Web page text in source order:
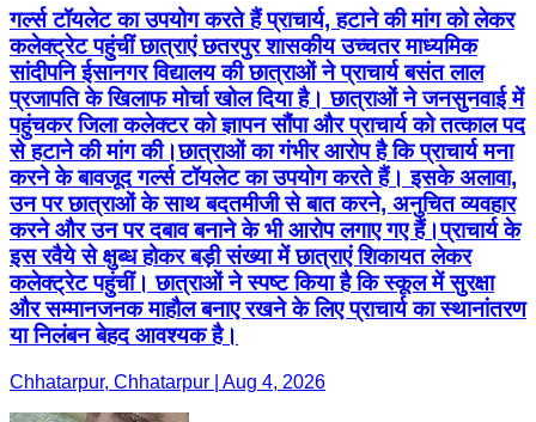
गर्ल्स टॉयलेट का उपयोग करते हैं प्राचार्य, हटाने की मांग को लेकर
कलेक्ट्रेट पहुंचीं छात्राएं छतरपुर शासकीय उच्चतर माध्यमिक
सांदीपनि ईसानगर विद्यालय की छात्राओं ने प्राचार्य बसंत लाल
प्रजापति के खिलाफ मोर्चा खोल दिया है। छात्राओं ने जनसुनवाई में
पहुंचकर जिला कलेक्टर को ज्ञापन सौंपा और प्राचार्य को तत्काल पद
से हटाने की मांग की।छात्राओं का गंभीर आरोप है कि प्राचार्य मना
करने के बावजूद गर्ल्स टॉयलेट का उपयोग करते हैं। इसके अलावा,
उन पर छात्राओं के साथ बदतमीजी से बात करने, अनुचित व्यवहार
करने और उन पर दबाव बनाने के भी आरोप लगाए गए हैं।प्राचार्य के
इस रवैये से क्षुब्ध होकर बड़ी संख्या में छात्राएं शिकायत लेकर
कलेक्ट्रेट पहुंचीं। छात्राओं ने स्पष्ट किया है कि स्कूल में सुरक्षा
और सम्मानजनक माहौल बनाए रखने के लिए प्राचार्य का स्थानांतरण
या निलंबन बेहद आवश्यक है।
Chhatarpur, Chhatarpur | Aug 4, 2026